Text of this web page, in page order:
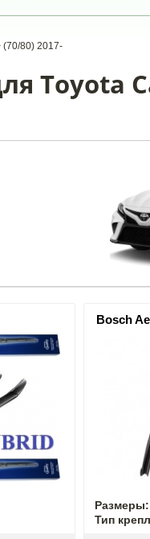
(70/80) 2017-
Toyota
Bosch
Размеры:
Тип